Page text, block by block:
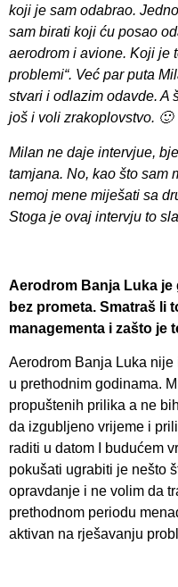
koji je sam odabrao.
sam birati koji ću posao
aerodrom i avione. Koji je
problemi“. Već par puta
stvari i odlazim odavde. A
još i voli zrakoplovstvo. 🙂
Milan ne daje intervjue,
tamjana. No, kao što sam
nemoj mene miješati sa
Stoga je ovaj intervju to
Aerodrom Banja Luka
bez prometa. Smatraš li
managementa i zašto je
Aerodrom Banja Luka
u prethodnim godinama.
propuštenih prilika a ne
da izgubljeno vrijeme i
raditi u datom I budućem
pokušati ugrabiti je nešto
opravdanje i ne volim da
prethodnom periodu
aktivan na rješavanju